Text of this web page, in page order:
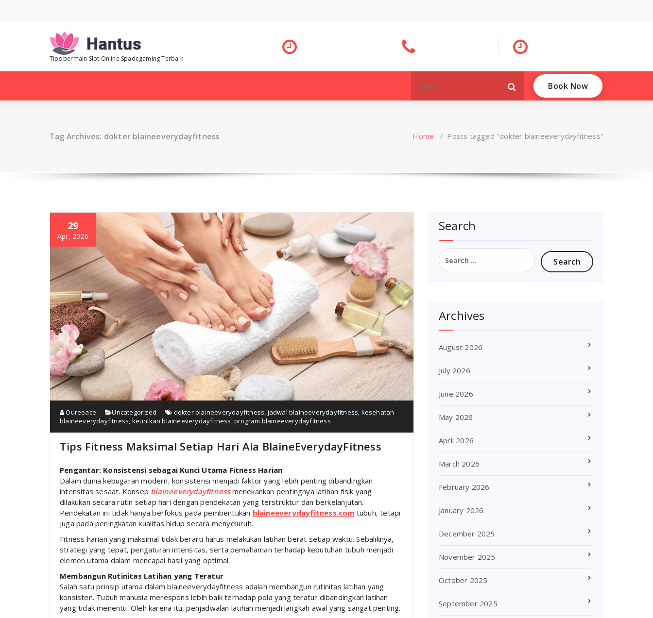
content
Tips bermain Slot Online Spadegaming Terbaik
for:
Book Now
Tag Archives: dokter blaineeverydayfitness Home / Posts tagged "dokter blaineeverydayfitness"
29
Apr, 2026
Oureeace Uncategorized dokter blaineeverydayfitness, jadwal blaineeverydayfitness, kesehatan
blaineeverydayfitness, keunikan blaineeverydayfitness,program blaineeverydayfitness
Tips Fitness Maksimal Setiap Hari Ala BlaineEverydayFitness
Pengantar: Konsistensi sebagai Kunci Utama Fitness Harian
Dalam dunia kebugaran modern, konsistensi menjadi faktor yang lebih penting dibandingkan
intensitas sesaat. Konsep blaineeverydayfitnessmenekankan pentingnya latihan fisik yang
dilakukan secara rutin setiap hari dengan pendekatan yang terstruktur dan berkelanjutan.
Pendekatan ini tidak hanya berfokus pada pembentukan blaineeverydayfitness.com tubuh, tetapi
juga pada peningkatan kualitas hidup secara menyeluruh.
Fitness harian yang maksimal tidak berarti harus melakukan latihan berat setiap waktu. Sebaliknya,
strategi yang tepat, pengaturan intensitas, serta pemahaman terhadap kebutuhan tubuh menjadi
elemen utama dalam mencapai hasil yang optimal.
Membangun Rutinitas Latihan yang Teratur
Salah satu prinsip utama dalam blaineeverydayfitness adalah membangun rutinitas latihan yang
konsisten. Tubuh manusia merespons lebih baik terhadap pola yang teratur dibandingkan latihan
yang tidak menentu. Oleh karena itu, penjadwalan latihan menjadi langkah awal yang sangat penting.
Search
Search
for:
Archives
August 2026
July 2026
June 2026
May 2026
April 2026
March 2026
February 2026
January 2026
December 2025
November 2025
October 2025
September 2025